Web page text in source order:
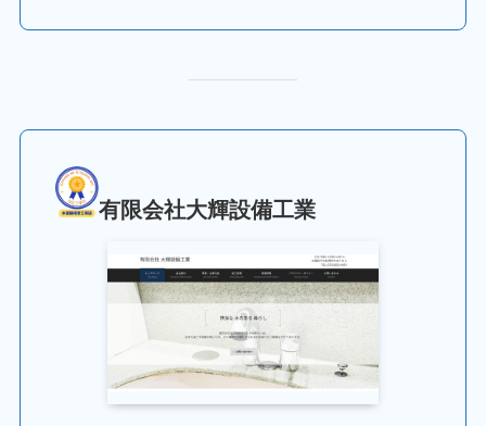
有限会社大輝設備工業